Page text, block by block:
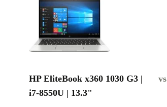
HP EliteBook x360 1030 G3 |
i7-8550U | 13.3"